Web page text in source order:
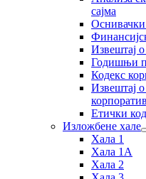
сајма
Оснивачки
Извештај
Годишњи
Кодекс
Извештај
Етички
Изложбене хале
Хала 1
Хала 1А
Хала 2